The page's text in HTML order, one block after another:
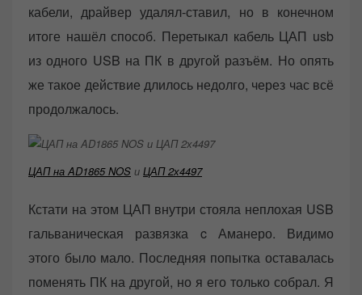
кабели, драйвер удалял-ставил, но в конечном
итоге нашёл способ. Перетыкал кабель ЦАП usb
из одного USB на ПК в другой разъём. Но опять
же такое действие длилось недолго, через час всё
продолжалось.
ЦАП на AD1865 NOS и ЦАП 2х4497
Кстати на этом ЦАП внутри стояла неплохая USB
гальваническая развязка c Аманеро. Видимо
этого было мало. Последняя попытка оставалась
поменять ПК на другой, но я его только собрал. Я